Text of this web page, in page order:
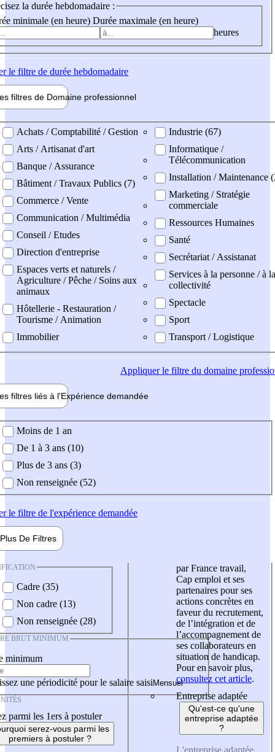
la durée hebdomadaire :
minimale (en heure) Durée maximale (en heure)
heures
le filtre de durée hebdomadaire
filtres de Domaine professionnel
professionel
Achats / Comptabilité / Gestion
Arts / Artisanat d'art
Banque / Assurance
Bâtiment / Travaux Publics (7)
Commerce / Vente
Communication / Multimédia
Conseil / Etudes
Direction d'entreprise
Espaces verts et naturels /
Agriculture / Pêche / Soins aux
animaux
Hôtellerie - Restauration /
Tourisme / Animation
Immobilier
Industrie (67)
Informatique /
Télécommunication
Installation / Maintenance
Marketing / Stratégie
commerciale
Ressources Humaines
Santé
Secrétariat / Assistanat
Services à la personne / à la
collectivité
Spectacle
Sport
Transport / Logistique
Appliquerle filtre du domaine
filtres liés à l'Expérience demandée
demandée
Moins de 1 an
De 1 à 3 ans (10)
Plus de 3 ans (3)
Non renseignée (52)
le filtre de l'expérience demandée
Plus De Filtres
Cadre (35)
Non cadre (13)
Non renseignée (28)
BRUT MINIMUM
minimum
une périodicité pour le salaire saisi
parmi les 1ers à postuler
serez-vous parmi les
premiers à postuler ?
par France travail,
Cap emploi et ses
partenaires pour ses
actions concrètes en
faveur du recrutement,
de l’intégration et de
l’accompagnement de
ses collaborateurs en
situation de handicap.
Pour en savoir plus,
consultez cet article.
Entreprise adaptée
Qu'est-ce qu'une
entreprise adaptée
?
L'entreprise adaptée